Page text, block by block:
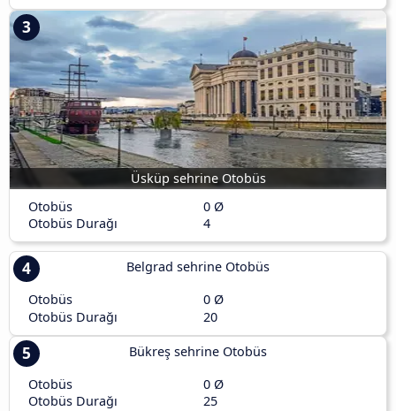
Üsküp sehrine Otobüs
3
Otobüs
0 Ø
Otobüs Durağı
4
Belgrad sehrine Otobüs
4
Otobüs
0 Ø
Otobüs Durağı
20
Bükreş sehrine Otobüs
5
Otobüs
0 Ø
Otobüs Durağı
25